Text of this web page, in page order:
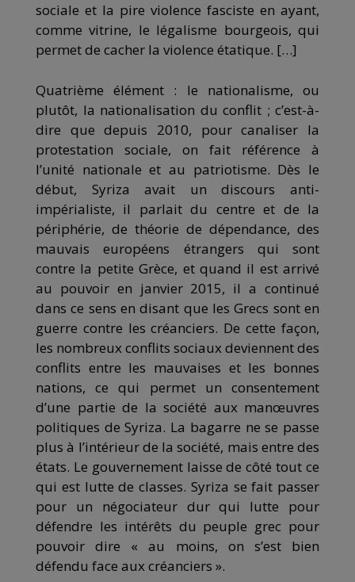
sociale et la pire violence fasciste en ayant,
comme vitrine, le légalisme bourgeois, qui
permet de cacher la violence étatique. […]
Quatrième élément : le nationalisme, ou
plutôt, la nationalisation du conflit ; c’est-à-
dire que depuis 2010, pour canaliser la
protestation sociale, on fait référence à
l’unité nationale et au patriotisme. Dès le
début, Syriza avait un discours anti-
impérialiste, il parlait du centre et de la
périphérie, de théorie de dépendance, des
mauvais européens étrangers qui sont
contre la petite Grèce, et quand il est arrivé
au pouvoir en janvier 2015, il a continué
dans ce sens en disant que les Grecs sont en
guerre contre les créanciers. De cette façon,
les nombreux conflits sociaux deviennent des
conflits entre les mauvaises et les bonnes
nations, ce qui permet un consentement
d’une partie de la société aux manœuvres
politiques de Syriza. La bagarre ne se passe
plus à l’intérieur de la société, mais entre des
états. Le gouvernement laisse de côté tout ce
qui est lutte de classes. Syriza se fait passer
pour un négociateur dur qui lutte pour
défendre les intérêts du peuple grec pour
pouvoir dire « au moins, on s’est bien
défendu face aux créanciers ».